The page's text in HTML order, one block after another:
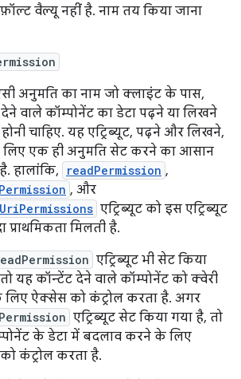
वैल्यू नहीं है. नाम तय किया जाना
अनुमति का नाम जो क्लाइंट के पास,
वाले कॉम्पोनेंट का डेटा पढ़ने या लिखने
चाहिए. यह एट्रिब्यूट, पढ़ने और लिखने,
लिए एक ही अनुमति सेट करने का आसान
हालांकि,
readPermission ,
, और
एट्रिब्यूट को इस एट्रिब्यूट
प्राथमिकता मिलती है.
एट्रिब्यूट भी सेट किया
यह कॉन्टेंट देने वाले कॉम्पोनेंट को क्वेरी
ऐक्सेस को कंट्रोल करता है. अगर
एट्रिब्यूट सेट किया गया है, तो
के डेटा में बदलाव करने के लिए
कंट्रोल करता है.